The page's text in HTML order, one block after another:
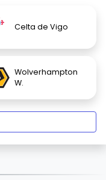
Celta de Vigo
Wolverhampton
W.